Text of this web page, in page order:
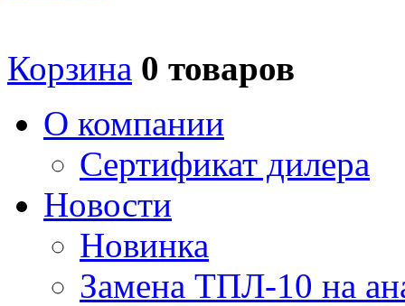
Корзина 0 товаров
О компании
Сертификат дилера
Новости
Новинка
Замена ТПЛ-10 на